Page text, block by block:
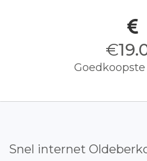
€
Snel internet